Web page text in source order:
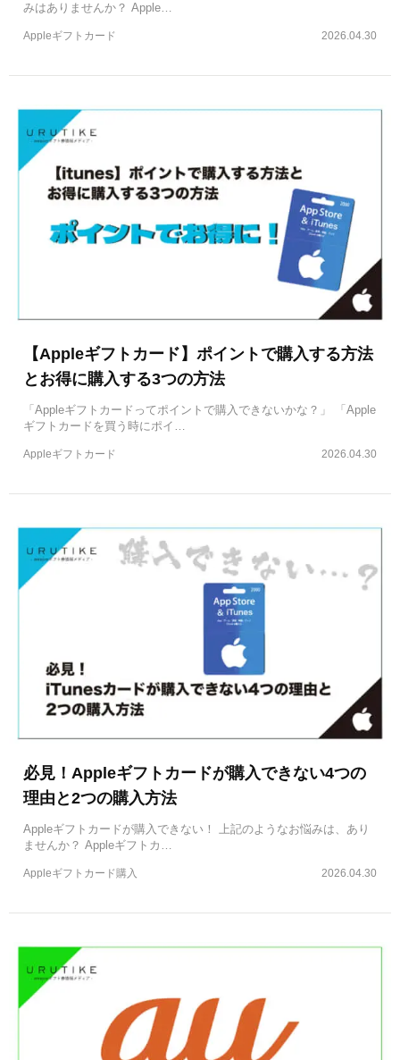
みはありませんか？ Apple…
2026.04.30
Appleギフトカード
【Appleギフトカード】ポイントで購入する方法
とお得に購入する3つの方法
「Appleギフトカードってポイントで購入できないかな？」 「Apple
ギフトカードを買う時にポイ…
2026.04.30
Appleギフトカード
必見！Appleギフトカードが購入できない4つの
理由と2つの購入方法
Appleギフトカードが購入できない！ 上記のようなお悩みは、あり
ませんか？ Appleギフトカ…
2026.04.30
Appleギフトカード購入